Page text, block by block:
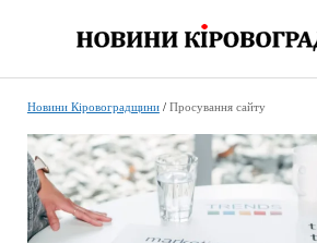
Новини Кіровоградщини/ Просування сайту